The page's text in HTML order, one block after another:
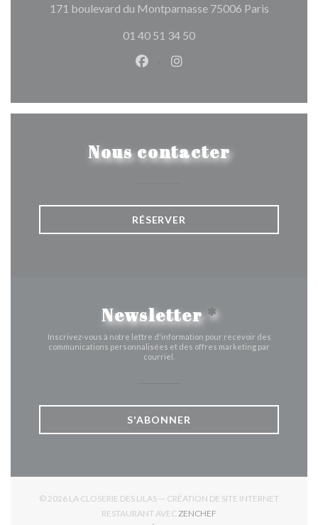
171 boulevard du Montparnasse 75006 Paris((ouvre
01 40 51 34 50
Facebook ((ouvre une
Instagram ((ouvre une
Nous contacter
RÉSERVER
Newsletter*
Inscrivez-vous à notre lettre d'information pour recevoir des
communications personnalisées et des offres marketing par
courriel.
S'ABONNER
© 2026 LA CLOSERIE DES LILAS — CRÉATION DE SITE INTERNET
RESTAURANT AVEC ZENCHEF